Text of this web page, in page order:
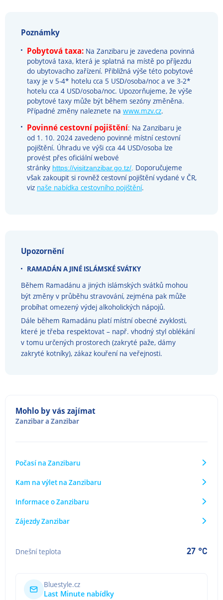
Poznámky
Pobytová taxa: Na Zanzibaru je zavedena povinná
pobytová taxa, která je splatná na místě po příjezdu
do ubytovacího zařízení. Přibližná výše této pobytové
taxy je v 5-4* hotelu cca 5 USD/osoba/noc a ve 3-2*
hotelu cca 4 USD/osoba/noc. Upozorňujeme, že výše
pobytové taxy může být během sezóny změněna.
Případné změny naleznete na www.mzv.cz.
Povinné cestovní pojištění: Na Zanzibaru je
od 1. 10. 2024 zavedeno povinné místní cestovní
pojištění. Úhradu ve výši cca 44 USD/osoba lze
provést přes oficiální webové
stránky https://visitzanzibar.go.tz/ Doporučujeme
však zakoupit si rovněž cestovní pojištění vydané v ČR,
viz naše nabídka cestovního pojištění.
Upozornění
RAMADÁN A JINÉ ISLÁMSKÉ SVÁTKY
Během Ramadánu a jiných islámských svátků mohou
být změny v průběhu stravování, zejména pak může
probíhat omezený výdej alkoholických nápojů.
Dále během Ramadánu platí místní obecné zvyklosti,
které je třeba respektovat – např. vhodný styl oblékání
v tomu určených prostorech (zakryté paže, dámy
zakryté kotníky), zákaz kouření na veřejnosti.
Mohlo by vás zajímat
Zanzibara Zanzibar
Počasí na Zanzibaru
Kam na výlet na Zanzibaru
Informace o Zanzibaru
Zájezdy Zanzibar
Dnešní teplota 27 °C
Bluestyle.cz
Last Minute nabídky